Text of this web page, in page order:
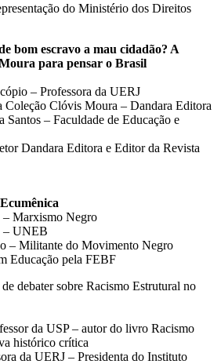
do Ministério dos Direitos
bom escravo a mau cidadão? A
para pensar o Brasil
– Professora da UERJ
Coleção Clóvis Moura – Dandara Editora
Santos – Faculdade de Educação e
Dandara Editora e Editor da Revista
– Marxismo Negro
– UNEB
– Militante do Movimento Negro
Educação pela FEBF
debater sobre Racismo Estrutural no
da USP – autor do livro Racismo
histórico crítica
da UERJ – Presidenta do Instituto